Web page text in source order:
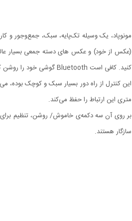
مونوپاد، یک وسیله تک‌پایه‌، سبک، جمع‌وجور و
(عکس از خود) و عکس های دسته جمعی بسیار عالی
کنید. کافی است Bluetooth گوشی خود را روشن کرده و بعد از برقراری اتصال، شروع به عکاسی کنید.
متری این ارتباط را حفظ می‌کند.
سازگار هستند.